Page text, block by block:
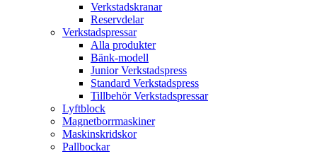
Verkstadskranar
Reservdelar
Verkstadspressar
Alla produkter
Bänk-modell
Junior Verkstadspress
Standard Verkstadspress
Tillbehör Verkstadspressar
Lyftblock
Magnetborrmaskiner
Maskinskridskor
Pallbockar